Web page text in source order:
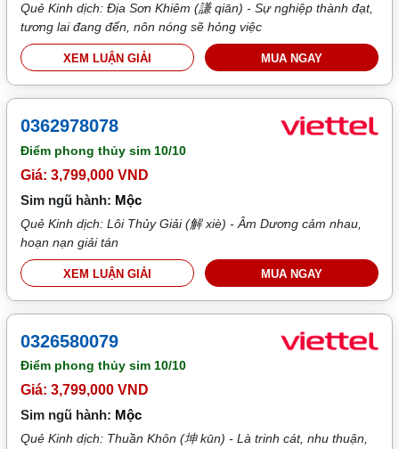
Quẻ Kinh dịch: Địa Sơn Khiêm (謙 qiān) - Sự nghiệp thành đạt,
tương lai đang đến, nôn nóng sẽ hỏng việc
XEM LUẬN GIẢI MUA NGAY
0362978078
Điểm phong thủy sim 10/10
Giá: 3,799,000 VND
Sim ngũ hành: Mộc
Quẻ Kinh dịch: Lôi Thủy Giải (解 xiè) - Âm Dương cảm nhau,
hoạn nạn giải tán
XEM LUẬN GIẢI MUA NGAY
0326580079
Điểm phong thủy sim10/10
Giá: 3,799,000 VND
Sim ngũ hành: Mộc
Quẻ Kinh dịch: Thuần Khôn (坤 kūn) - Là trinh cát, nhu thuận,